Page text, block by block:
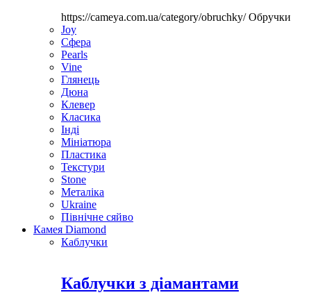
https://cameya.com.ua/category/obruchky/Обручки
Joy
Сфера
Pearls
Vine
Глянець
Дюна
Клевер
Класика
Інді
Мініатюра
Пластика
Текстури
Stone
Металіка
Ukraine
Північне сяйво
Камея Diamond
Каблучки
Каблучки з діамантами